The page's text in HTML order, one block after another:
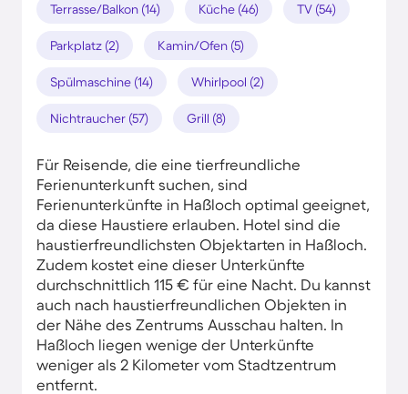
Terrasse/Balkon (14) Küche (46) TV (54)
Parkplatz (2) Kamin/Ofen (5)
Spülmaschine (14) Whirlpool (2)
Nichtraucher (57) Grill (8)
Für Reisende, die eine tierfreundliche
Ferienunterkunft suchen, sind
Ferienunterkünfte in Haßloch optimal geeignet,
da diese Haustiere erlauben. Hotel sind die
haustierfreundlichsten Objektarten in Haßloch.
Zudem kostet eine dieser Unterkünfte
durchschnittlich 115 € für eine Nacht. Du kannst
auch nach haustierfreundlichen Objekten in
der Nähe des Zentrums Ausschau halten. In
Haßloch liegen wenige der Unterkünfte
weniger als 2 Kilometer vom Stadtzentrum
entfernt.